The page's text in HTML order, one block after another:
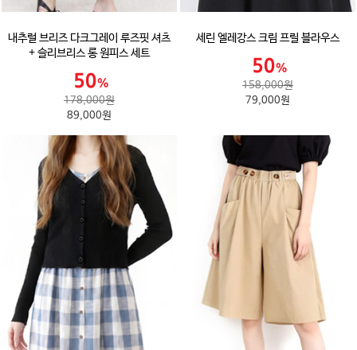
내추럴 브리즈 다크그레이 루즈핏 셔츠
+ 슬리브리스 롱 원피스 세트
178,000원
89,000원
세린 엘레강스 크림 프릴 블라우스
158,000원
79,000원